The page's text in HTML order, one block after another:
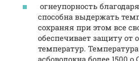
огнеупорность
способна выдержать
сохраняя при этом все
обеспечивает защиту от
температур.
асбоволокна более 1500 о